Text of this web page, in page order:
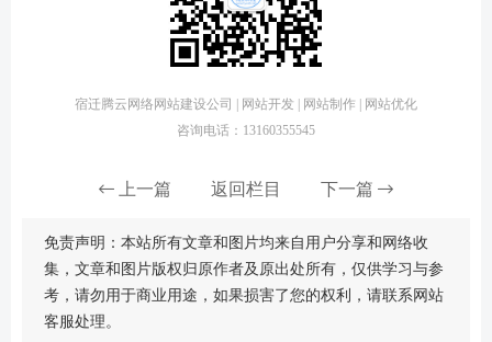
宿迁腾云网络网站建设公司 | 网站开发 | 网站制作 | 网站优化
咨询电话：13160355545
上一篇 返回栏目 下一篇
免责声明：本站所有文章和图片均来自用户分享和网络收
集，文章和图片版权归原作者及原出处所有，仅供学习与参
考，请勿用于商业用途，如果损害了您的权利，请联系网站
客服处理。